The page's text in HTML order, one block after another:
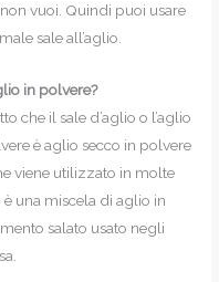
vuoi. Quindi puoi usare
sale all’aglio.
in polvere?
che il sale d’aglio o l’aglio
è aglio secco in polvere
viene utilizzato in molte
è una miscela di aglio in
salato usato negli